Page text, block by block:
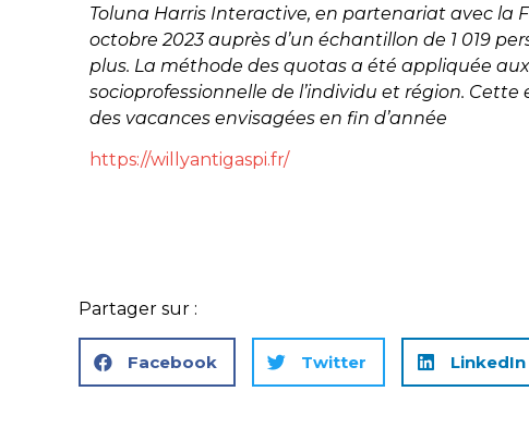
Toluna Harris Interactive, en partenariat avec la
octobre 2023 auprès d’un échantillon de 1 019
plus. La méthode des quotas a été appliquée
socioprofessionnelle de l’individu et région.
des vacances envisagées en fin d’année
https://willyantigaspi.fr/
Partager sur :
Facebook Twitter LinkedIn